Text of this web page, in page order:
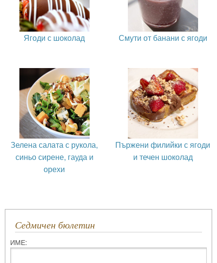
Ягоди с шоколад Смути от банани с ягоди
Зелена салата с рукола,
синьо сирене, гауда и
орехи
Пържени филийки с ягоди
и течен шоколад
Седмичен бюлетин
ИМЕ: